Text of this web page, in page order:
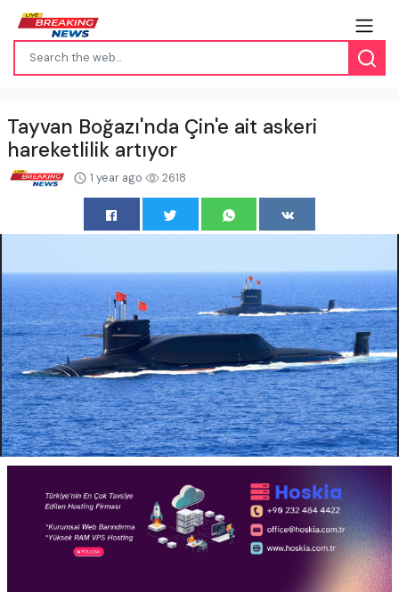
Tayvan Boğazı'nda Çin'e ait askeri
hareketlilik artıyor
1 year ago 2618